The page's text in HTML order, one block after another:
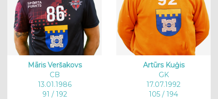
Māris Veršakovs
CB
13.01.1986
91 / 192
Artūrs Kuģis
GK
17.07.1992
105 / 194